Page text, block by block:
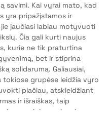
savimi. Kai vyrai mato, kad
yra pripažįstamos ir
jaučiasi labiau motyvuoti
Čia gali kurti naujus
kurie ne tik praturtina
bet ir stiprina
solidarumą. Galiausiai,
tokiose grupėse leidžia vyro
plačiau, atskleidžiant
ir išraiškas, taip
emocinio augimo ir